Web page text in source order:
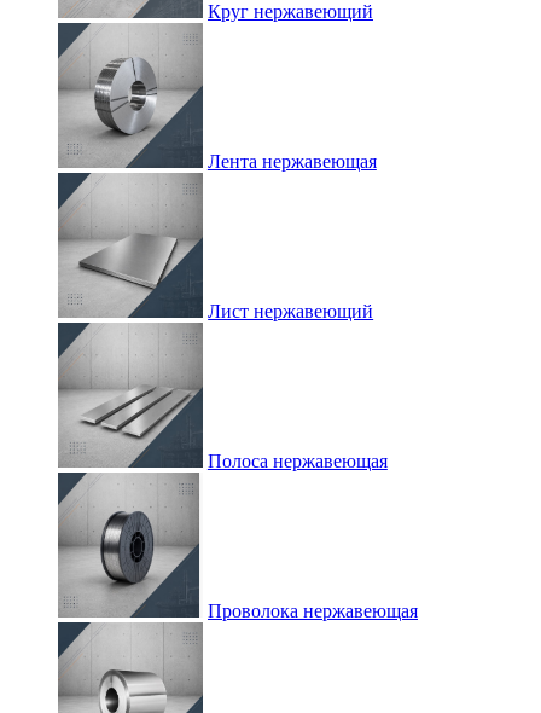
Круг нержавеющий
Лента нержавеющая
Лист нержавеющий
Полоса нержавеющая
Проволока нержавеющая